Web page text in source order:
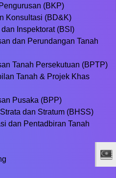
(BKP)
Konsultasi (BD&K)
Inspektorat (BSI)
dan Perundangan Tanah
Tanah Persekutuan (BPTP)
Tanah & Projek Khas
Pusaka (BPP)
dan Stratum (BHSS)
dan Pentadbiran Tanah